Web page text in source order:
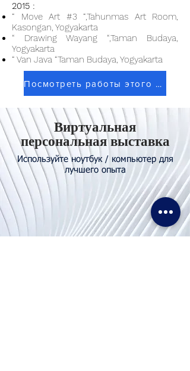
2015 :
“ Move Art #3 “,Tahunmas Art Room,
Kasongan, Yogyakarta
“ Drawing Wayang “,Taman Budaya,
Yogyakarta
“ Van Java “Taman Budaya, Yogyakarta
Посмотреть работы этого художника
Виртуальная
персональная выставка
Используйте ноутбук / компьютер для
лучшего опыта